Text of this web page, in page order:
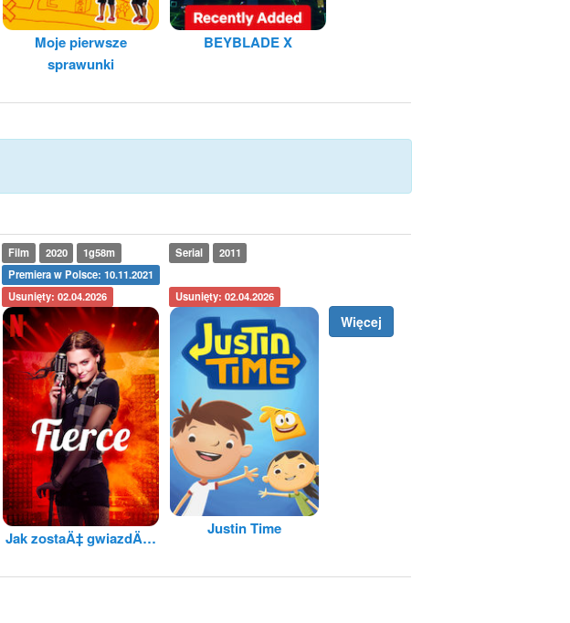
Moje pierwsze
sprawunki
BEYBLADE X
Film 2020
1g58m
Premiera w Polsce: 10.11.2021
Usunięty: 02.04.2026
Jak zostaÄ‡ gwiazdÄ…
Serial 2011
Usunięty: 02.04.2026
Justin Time
Więcej